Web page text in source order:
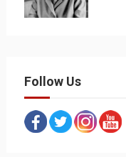
Follow Us